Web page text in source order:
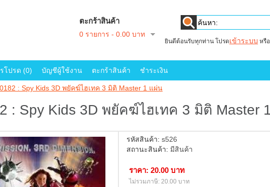
ตะกร้าสินค้า
0 รายการ - 0.00 บาท
ยินดีต้อนรับทุกท่าน โปรดเข้าระบบ หรือ
โปรด (0) บัญชีผู้ใช้งาน ตะกร้าสินค้า ชำระเงิน
: Spy Kids 3D พยัคฆ์ไฮเทค 3 มิติ Master 1 แผ่น
: Spy Kids 3D พยัคฆ์ไฮเทค 3 มิติ Master
รหัสสินค้า: s526
สถานะสินค้า: มีสินค้า
ราคา: 20.00 บาท
ไม่รวมภาษี: 20.00 บาท